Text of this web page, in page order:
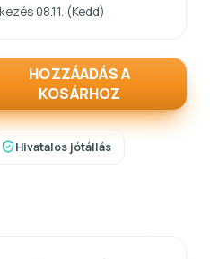
08.11. (Kedd)
HOZZÁADÁS A
KOSÁRHOZ
Hivatalos jótállás